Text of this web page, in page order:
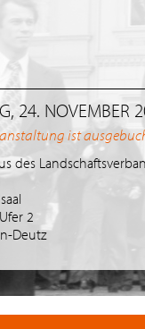
24. NOVEMBER
ist
des
2
Deutz